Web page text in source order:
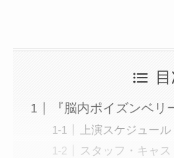
『脳内ポイズンベリ
上演スケジュー
スタッフ・キャス